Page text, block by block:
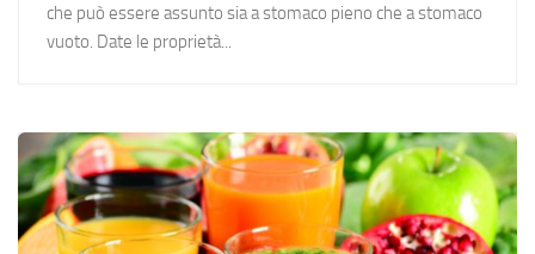
che può essere assunto sia a stomaco pieno che a stomaco
vuoto. Date le proprietà...